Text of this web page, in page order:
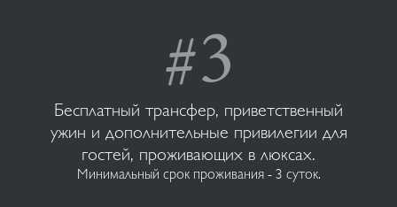
Бесплатный трансфер, приветственный
ужин и дополнительные привилегии для
гостей, проживающих в люксах.
Минимальный срок проживания - 3 суток.